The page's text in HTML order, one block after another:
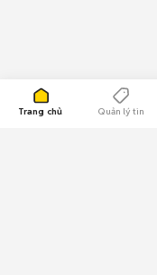
Trang chủ Quản lý tin